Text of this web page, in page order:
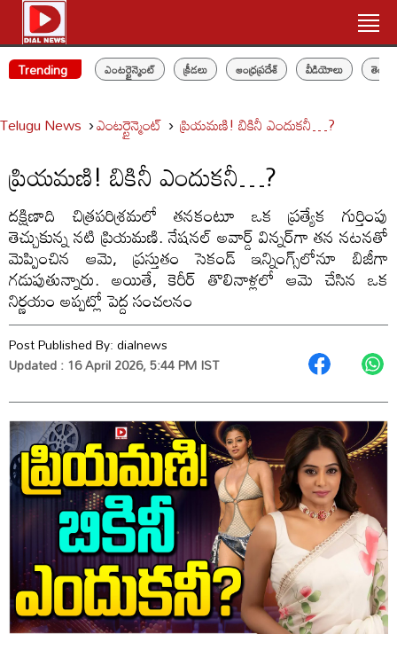
Trending ఎంటర్టైన్మెంట్ క్రీడలు ఆంధ్రప్రదేశ్ వీడియోలు
Telugu News ఎంటర్టైన్మెంట్ ప్రియమణి! బికినీ ఎందుకనీ…?
ప్రియమణి! బికినీ ఎందుకనీ…?
దక్షిణాది చిత్రపరిశ్రమలో తనకంటూ ఒక ప్రత్యేక గుర్తింపు
తెచ్చుకున్న నటి ప్రియమణి. నేషనల్ అవార్డ్ విన్నర్‌గా తన నటనతో
మెప్పించిన ఆమె, ప్రస్తుతం సెకండ్ ఇన్నింగ్స్‌లోనూ బిజీగా
గడుపుతున్నారు. అయితే, కెరీర్ తొలినాళ్లలో ఆమె చేసిన ఒక
నిర్ణయం అప్పట్లో పెద్ద సంచలనం
Post Published By:dialnews
Updated : 16 April 2026, 5:44 PM IST